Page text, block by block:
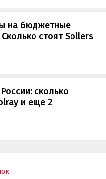
на бюджетные
стоят Sollers
сколько
и еще 2